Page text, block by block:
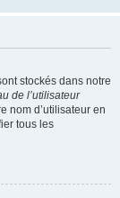
stockés dans notre
de l’utilisateur
nom d’utilisateur en
tous les